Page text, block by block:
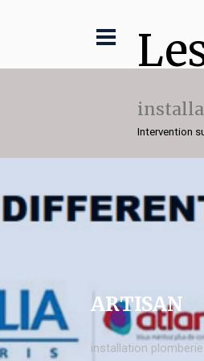
Intervention
ARTISAN
installation